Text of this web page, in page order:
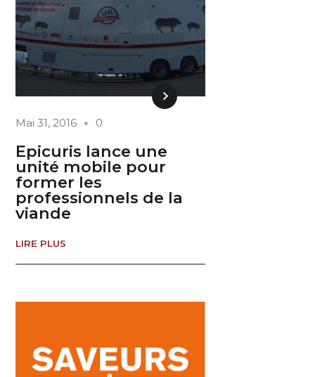
Mai 31, 2016 0
Epicuris lance une
unité mobile pour
former les
professionnels de la
viande
LIRE PLUS